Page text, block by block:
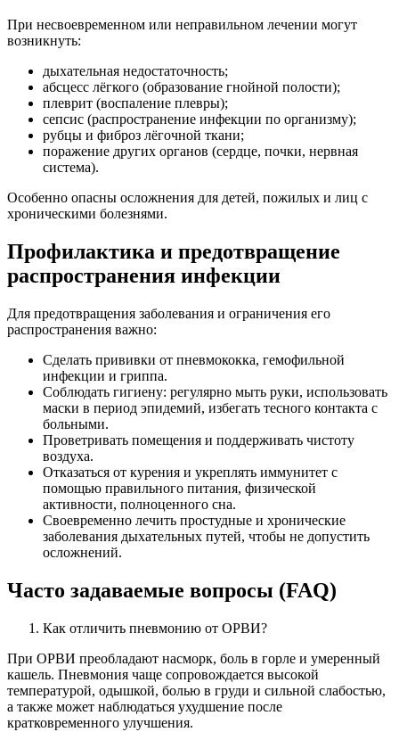
При несвоевременном или неправильном лечении могут
возникнуть:
дыхательная недостаточность;
абсцесс лёгкого (образование гнойной полости);
плеврит (воспаление плевры);
сепсис (распространение инфекции по организму);
рубцы и фиброз лёгочной ткани;
поражение других органов (сердце, почки, нервная
система).
Особенно опасны осложнения для детей, пожилых и лиц с
хроническими болезнями.
Профилактика и предотвращение
распространения инфекции
Для предотвращения заболевания и ограничения его
распространения важно:
Сделать прививки от пневмококка, гемофильной
инфекции и гриппа.
Соблюдать гигиену: регулярно мыть руки, использовать
маски в период эпидемий, избегать тесного контакта с
больными.
Проветривать помещения и поддерживать чистоту
воздуха.
Отказаться от курения и укреплять иммунитет с
помощью правильного питания, физической
активности, полноценного сна.
Своевременно лечить простудные и хронические
заболевания дыхательных путей, чтобы не допустить
осложнений.
Часто задаваемые вопросы (FAQ)
Как отличить пневмонию от ОРВИ?
При ОРВИ преобладают насморк, боль в горле и умеренный
кашель. Пневмония чаще сопровождается высокой
температурой, одышкой, болью в груди и сильной слабостью,
а также может наблюдаться ухудшение после
кратковременного улучшения.